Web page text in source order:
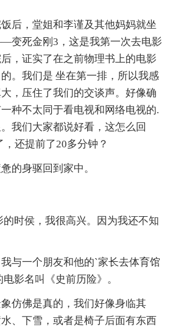
，堂姐和李谨及其他妈妈就坐
变死金刚3，这是我第一次去电影
，证实了在之前物理书上的电影
。我们是 坐在第一排，所以我感
，压住了我们的交谈声。好像确
种不太同于看电视和网络电视的.
我们大家都说好看，这怎么回
还提前了20多分钟？
身驱回到家中。
时侯，我很高兴。因为我还不知
一个朋友和他的`家长去体育馆
影名叫《史前历险》。
佛是真的，我们好像身临其
、下雪，或者是椅子后面有东西